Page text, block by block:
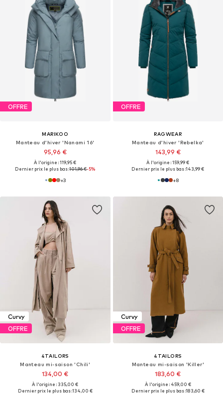
OFFRE
MARIKOO
Manteau d’hiver 'Nanami 16'
95,96 €
À l'origine : 119,95 €
Dernier prix le plus bas :101,96 €-5%
+3
OFFRE
RAGWEAR
Manteau d’hiver 'Rebelka'
143,99 €
À l'origine : 159,99 €
Dernier prix le plus bas :143,99 €
+8
Curvy
OFFRE
4TAILORS
Manteau mi-saison 'Chili'
134,00 €
À l'origine : 335,00 €
Dernier prix le plus bas :134,00 €
Curvy
OFFRE
4TAILORS
Manteau mi-saison 'Killer'
183,60 €
À l'origine : 459,00 €
Dernier prix le plus bas :183,60 €